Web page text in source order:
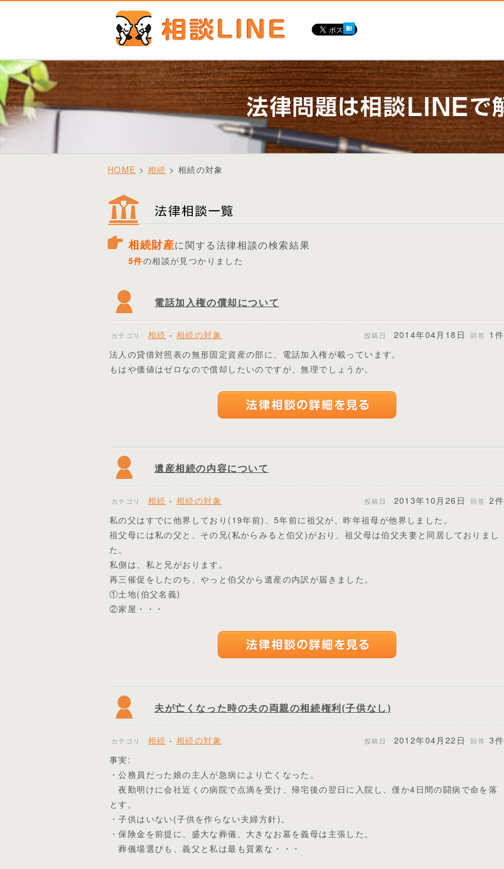
HOME > 相続 > 相続の対象
相続財産に関する法律相談の検索結果
5件の相談が見つかりました
電話加入権の償却について
カテゴリ 相続 -相続の対象 投稿日 2014年04月18日 回答
1件
法人の貸借対照表の無形固定資産の部に、電話加入権が載っています。
もはや価値はゼロなので償却したいのですが、無理でしょうか。
遺産相続の内容について
カテゴリ 相続 -相続の対象 投稿日 2013年10月26日 回答 2件
私の父はすでに他界しており(19年前)、5年前に祖父が、昨年祖母が他界しました。
祖父母には私の父と、その兄(私からみると伯父)がおり、祖父母は伯父夫妻と同居しておりまし
た。
私側は、私と兄がおります。
再三催促をしたのち、やっと伯父から遺産の内訳が届きました。
①土地(伯父名義)
②家屋・・・
夫が亡くなった時の夫の両親の相続権利(子供なし)
カテゴリ 相続 -相続の対象 投稿日 2012年04月22日 回答 3件
事実:
・公務員だった娘の主人が急病により亡くなった。
夜勤明けに会社近くの病院で点滴を受け、帰宅後の翌日に入院し、僅か4日間の闘病で命を落
とす。
・子供はいない(子供を作らない夫婦方針)。
・保険金を前提に、盛大な葬儀、大きなお墓を義母は主張した。
葬儀場選びも、義父と私は最も質素な・・・